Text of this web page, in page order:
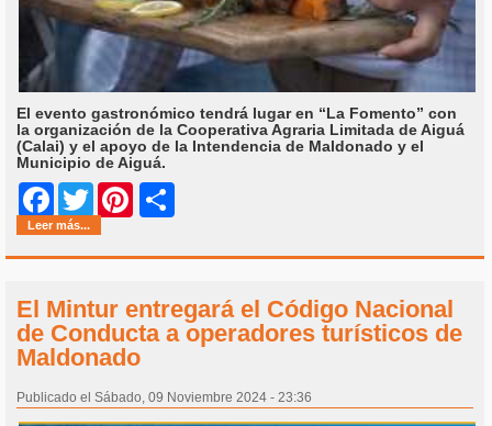
El evento gastronómico tendrá lugar en “La Fomento” con
la organización de la Cooperativa Agraria Limitada de Aiguá
(Calai) y el apoyo de la Intendencia de Maldonado y el
Municipio de Aiguá.
Facebook
Twitter Pinterest
Leer más...
El Mintur entregará el Código Nacional
de Conducta a operadores turísticos de
Maldonado
Publicado el Sábado, 09 Noviembre 2024 - 23:36